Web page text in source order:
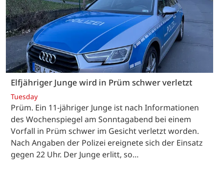
Elfjähriger Junge wird in Prüm schwer verletzt
Tuesday
Prüm. Ein 11-jähriger Junge ist nach Informationen
des Wochenspiegel am Sonntagabend bei einem
Vorfall in Prüm schwer im Gesicht verletzt worden.
Nach Angaben der Polizei ereignete sich der Einsatz
gegen 22 Uhr. Der Junge erlitt, so…